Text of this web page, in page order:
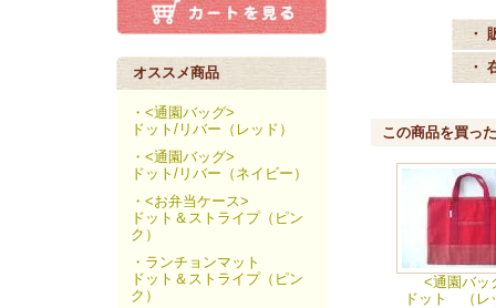
オススメ商品
・<通園バッグ>
ドット/リバー（レッド）
・<通園バッグ>
ドット/リバー（ネイビー）
・<お弁当ケース>
ドット＆ストライプ（ピン
ク）
・ランチョンマット
ドット＆ストライプ（ピン
ク）
・
・
この商品を買っ
<通園バッ
ドット （レ